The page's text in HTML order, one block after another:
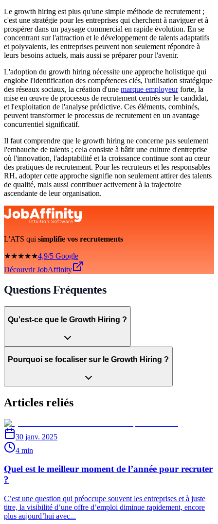
Le growth hiring est plus qu'une simple méthode de recrutement ;
c'est une stratégie pour les entreprises qui cherchent à naviguer et à
prospérer dans un paysage commercial en rapide évolution. En se
concentrant sur l'attraction et le développement de talents adaptatifs
et polyvalents, les entreprises peuvent non seulement répondre à
leurs besoins actuels, mais aussi se préparer pour l'avenir.
L'adoption du growth hiring nécessite une approche holistique qui
englobe l'identification des compétences clés, l'utilisation stratégique
des réseaux sociaux, la création d'une marque employeurforte, la
mise en œuvre de processus de recrutement centrés sur le candidat,
et l'exploitation de l'analyse prédictive. Ces éléments, combinés,
peuvent transformer le processus de recrutement en un avantage
concurrentiel significatif.
Il faut comprendre que le growth hiring ne concerne pas seulement
l'embauche de talents ; cela consiste à bâtir une culture d'entreprise
où l'innovation, l'adaptabilité et la croissance continue sont au cœur
des pratiques de recrutement. Pour les recruteurs et les responsables
RH, adopter cette approche signifie non seulement attirer des talents
de qualité, mais aussi contribuer activement à la trajectoire
ascendante de leur organisation.
L'ATS qui simplifie vos recrutements
★★★★★4,9/5 Google
Découvrir JobAffinity
Questions Fréquentes
Qu'est-ce que le Growth Hiring ?
Pourquoi se focaliser sur le Growth Hiring ?
Articles reliés
30 janv. 2025
4 min
Quel est le meilleur moment de l’année pour recruter
?
C’est une question qui préoccupe souvent les entreprises et à juste
titre, la visibilité d’une offre d’emploi diminue rapidement, encore
plus aujourd’hui avec...